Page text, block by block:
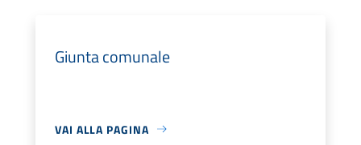
Giunta comunale
VAI ALLA PAGINA